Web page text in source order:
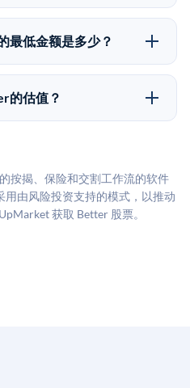
成这些交易，代表双方处
途径：在二级市场将股份出
司完成IPO或被收购。两
是不可预测的，投资者应
低金额是多少？
产品的最低投资金额为
因产品和股份供应情况而有
的估值？
，以反映流动性不足和信
建议，可能与实际交易价
按揭、保险和交割工作流的软件
由风险投资支持的模式，以推动
获取 Better 股票。